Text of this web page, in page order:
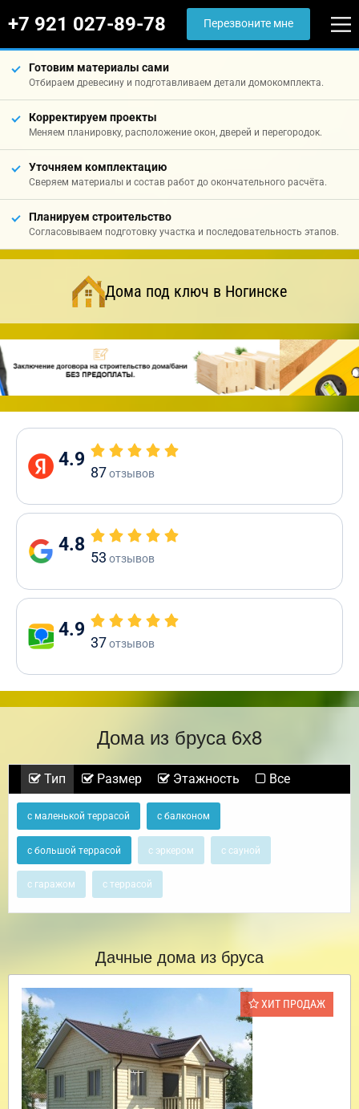
+7 921 027-89-78 Перезвоните мне
Готовим материалы сами
Отбираем древесину и подготавливаем детали домокомплекта.
Корректируем проекты
Меняем планировку, расположение окон, дверей и перегородок.
Уточняем комплектацию
Сверяем материалы и состав работ до окончательного расчёта.
Планируем строительство
Согласовываем подготовку участка и последовательность этапов.
Дома под ключ в Ногинске
4.9
87отзывов
4.8
53 отзывов
4.9
37отзывов
Дома из бруса 6х8
Тип Размер Этажность Все
с маленькой террасой с балконом
с большой террасой с эркером с сауной
с гаражом с террасой
Дачные дома из бруса
ХИТ ПРОДАЖ